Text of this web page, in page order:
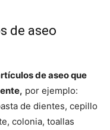
de aseo
de aseo que
por ejemplo:
de dientes, cepillo
colonia, toallas